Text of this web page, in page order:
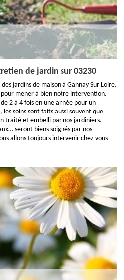
de jardin sur 03230
jardins de maison à Gannay Sur Loire.
pour mener à bien notre intervention.
2 à 4 fois en une année pour un
soins sont faits aussi souvent que
traité et embelli par nos jardiniers.
seront biens soignés par nos
allons toujours intervenir chez vous